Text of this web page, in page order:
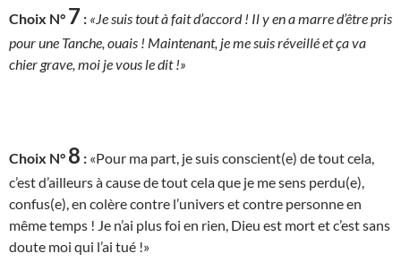
Choix N° 7 : «Je suis tout à fait d’accord ! Il y en a marre d’être pris
pour une Tanche, ouais ! Maintenant, je me suis réveillé et ça va
chier grave, moi je vous le dit !»
Choix N° 8 : «Pour ma part, je suis conscient(e) de tout cela,
c’est d’ailleurs à cause de tout cela que je me sens perdu(e),
confus(e), en colère contre l’univers et contre personne en
même temps ! Je n’ai plus foi en rien, Dieu est mort et c’est sans
doute moi qui l’ai tué !»